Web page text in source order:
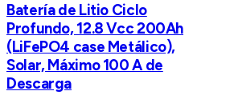
Batería de Litio Ciclo
Profundo, 12.8 Vcc 200Ah
(LiFePO4 case Metálico),
Solar, Máximo 100 A de
Descarga